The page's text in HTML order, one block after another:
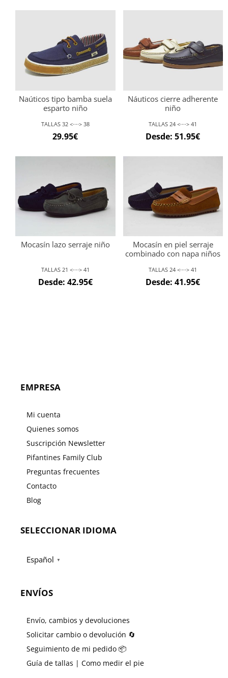
Naúticos tipo bamba suela
esparto niño
TALLAS 32 <····> 38
29.95€
Náuticos cierre adherente
niño
TALLAS 24 <····> 41
Desde:51.95€
Mocasín lazo serraje niño
TALLAS 21 <····> 41
Desde: 42.95€
Mocasín en piel serraje
combinado con napa niños
TALLAS 24 <····> 41
Desde:41.95€
EMPRESA
Mi cuenta
Quienes somos
Suscripción Newsletter
Pifantines Family Club
Preguntas frecuentes
Contacto
Blog
SELECCIONAR IDIOMA
Español ▼
ENVÍOS
Envío, cambios y devoluciones
Solicitar cambio o devolución 🔄
Seguimiento de mi pedido 📦
Guía de tallas | Como medir el pie